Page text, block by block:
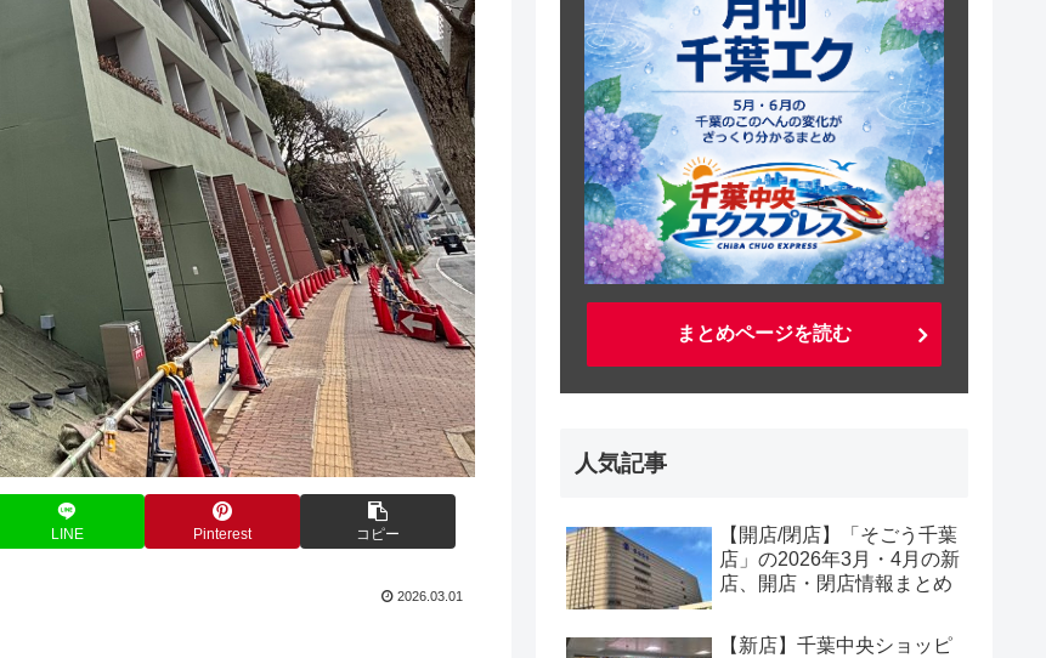
LINE Pinterest コピー
2026.03.01
まとめページを読む
人気記事
【開店/閉店】「そごう千葉
店」の2026年3月・4月の新
店、開店・閉店情報まとめ
【新店】千葉中央ショッピ